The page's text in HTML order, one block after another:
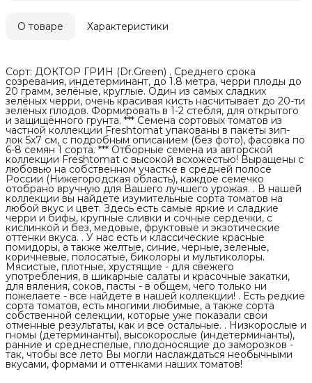
О товаре Характеристики
Сорт: ДОКТОР ГРИН (Dr.Green) . Среднего срока
созревания, индетерминант, до 1.8 метра, черри плоды до
20 грамм, зелёные, круглые. Один из самых сладких
зелёных черри, очень красивая кисть насчитывает до 20-ти
зелёных плодов. Формировать в 1-2 стебля, для открытого
и защищённого грунта. *** Семена сортовых томатов из
частной коллекции Freshtomat упакованы в пакеты зип-
лок 5х7 см, с подробным описанием (без фото), фасовка по
6-8 семян 1 сорта. *** Отборные семена из авторской
коллекции Freshtomat с высокой всхожестью! Выращены с
любовью на собственном участке в средней полосе
России (Нижегородская область), каждое семечко
отобрано вручную для Вашего лучшего урожая. . В нашей
коллекции вы найдете изумительные сорта томатов на
любой вкус и цвет. Здесь есть самые яркие и сладкие
черри и бифы, крупные сливки и сочные сердечки, с
кислинкой и без, медовые, фруктовые и экзотические
оттенки вкуса. . У нас есть и классические красные
помидоры, а также желтые, синие, черные, зеленые,
коричневые, полосатые, биколоры и мультиколоры.
Мясистые, плотные, хрустящие - для свежего
употребления, в шикарные салаты и красочные закатки,
для вяления, соков, пасты - в общем, чего только ни
пожелаете - все найдете в нашей коллекции! . Есть редкие
сорта томатов, есть многими любимые, а также сорта
собственной селекции, которые уже показали свои
отменные результаты, как и все остальные. . Низкорослые и
гномы (детерминанты), высокорослые (индетерминанты),
ранние и среднеспелые, плодоносящие до заморозков -
так, чтобы все лето Вы могли наслаждаться необычными
вкусами, формами и оттенками наших томатов!